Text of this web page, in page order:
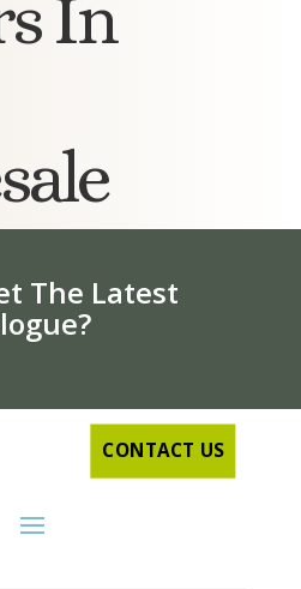
In
The Latest
CONTACT US